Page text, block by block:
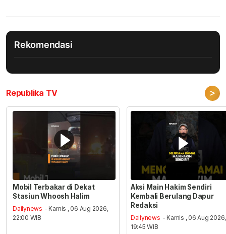
Rekomendasi
Republika TV >
Mobil Terbakar di Dekat
Stasiun Whoosh Halim
Dailynews - Kamis , 06 Aug 2026,
22:00 WIB
Aksi Main Hakim Sendiri
Kembali Berulang Dapur
Redaksi
Dailynews - Kamis , 06 Aug 2026,
19:45 WIB